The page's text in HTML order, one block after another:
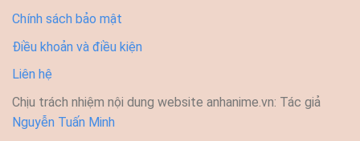
Chính sách bảo mật
Điều khoản và điều kiện
Liên hệ
Chịu trách nhiệm nội dung website anhanime.vn: Tác giả
Nguyễn Tuấn Minh